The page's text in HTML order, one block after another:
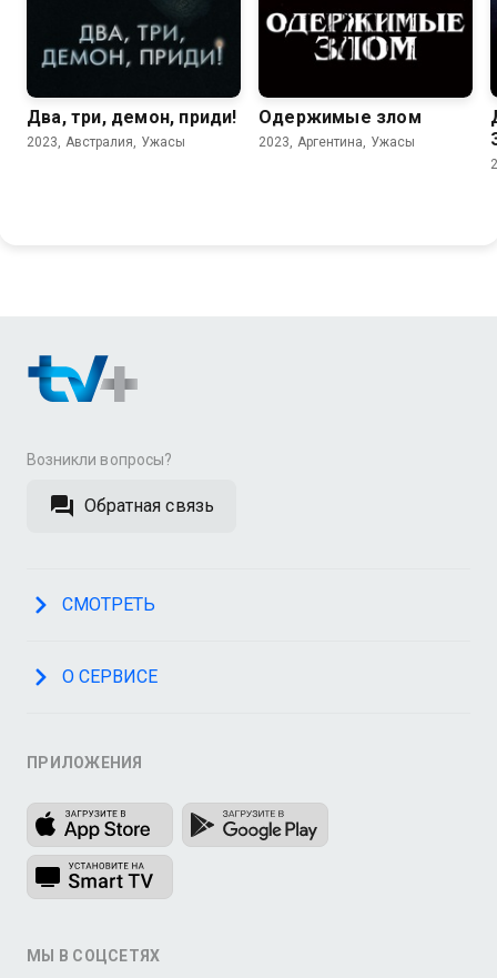
Два, три, демон, приди!
2023, Австралия, Ужасы
Одержимые злом
2023, Аргентина, Ужасы
Возникли вопросы?
Обратная связь
СМОТРЕТЬ
О СЕРВИСЕ
ПРИЛОЖЕНИЯ
МЫ В СОЦСЕТЯХ